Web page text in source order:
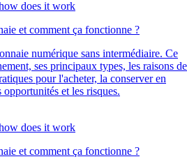
et comment ça fonctionne ?
numérique sans intermédiaire. Ce
ses principaux types, les raisons de
pour l'acheter, la conserver en
et les risques.
et comment ça fonctionne ?